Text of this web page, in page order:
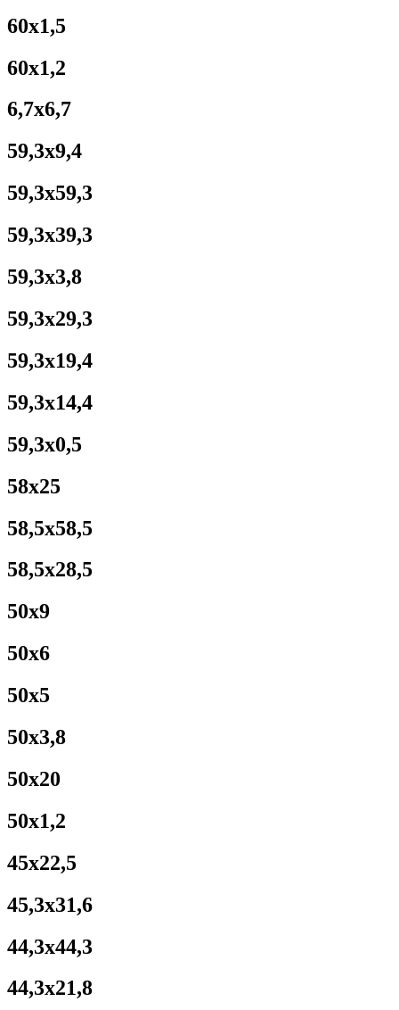
60x1,5
60x1,2
6,7x6,7
59,3x9,4
59,3x59,3
59,3x39,3
59,3x3,8
59,3x29,3
59,3x19,4
59,3x14,4
59,3x0,5
58x25
58,5x58,5
58,5x28,5
50x9
50x6
50x5
50x3,8
50x20
50x1,2
45x22,5
45,3x31,6
44,3x44,3
44,3x21,8